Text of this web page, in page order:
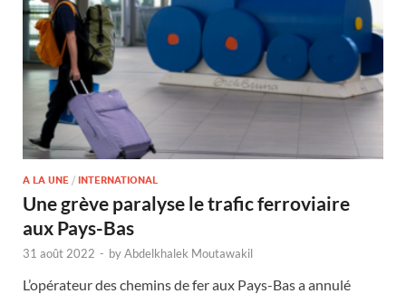
A LA UNE / INTERNATIONAL
Une grève paralyse le trafic ferroviaire
aux Pays-Bas
31 août 2022 - byAbdelkhalek Moutawakil
L’opérateur des chemins de fer aux Pays-Bas a annulé